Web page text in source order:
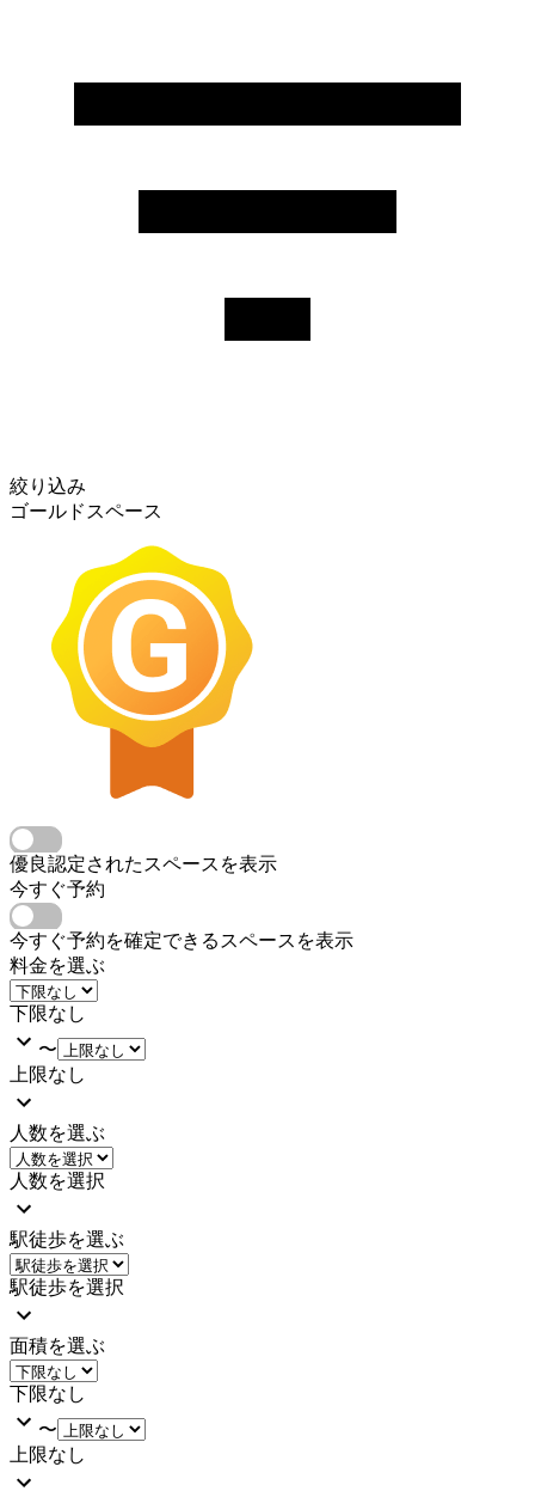
絞り込み
ゴールドスペース
優良認定されたスペースを表示
今すぐ予約
今すぐ予約を確定できるスペースを表示
料金を選ぶ
下限なし
〜
上限なし
人数を選ぶ
人数を選択
駅徒歩を選ぶ
駅徒歩を選択
面積を選ぶ
下限なし
〜
上限なし